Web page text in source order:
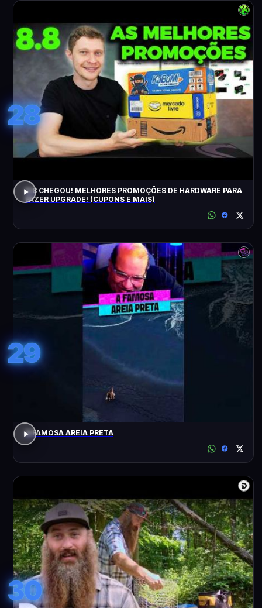
28
8.8 CHEGOU! MELHORES PROMOÇÕES DE HARDWARE PARA
FAZER UPGRADE! (CUPONS E MAIS)
29
A FAMOSA AREIA PRETA
30